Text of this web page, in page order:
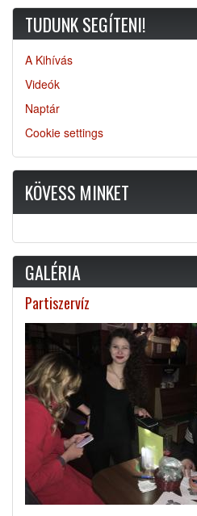
TUDUNK SEGÍTENI!
A Kihívás
Videók
Naptár
Cookie settings
KÖVESS MINKET
GALÉRIA
Partiszervíz